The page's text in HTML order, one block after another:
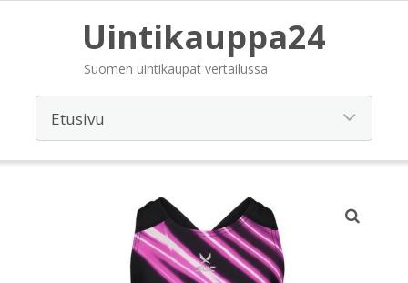
Uintikauppa24
Suomen uintikaupat vertailussa